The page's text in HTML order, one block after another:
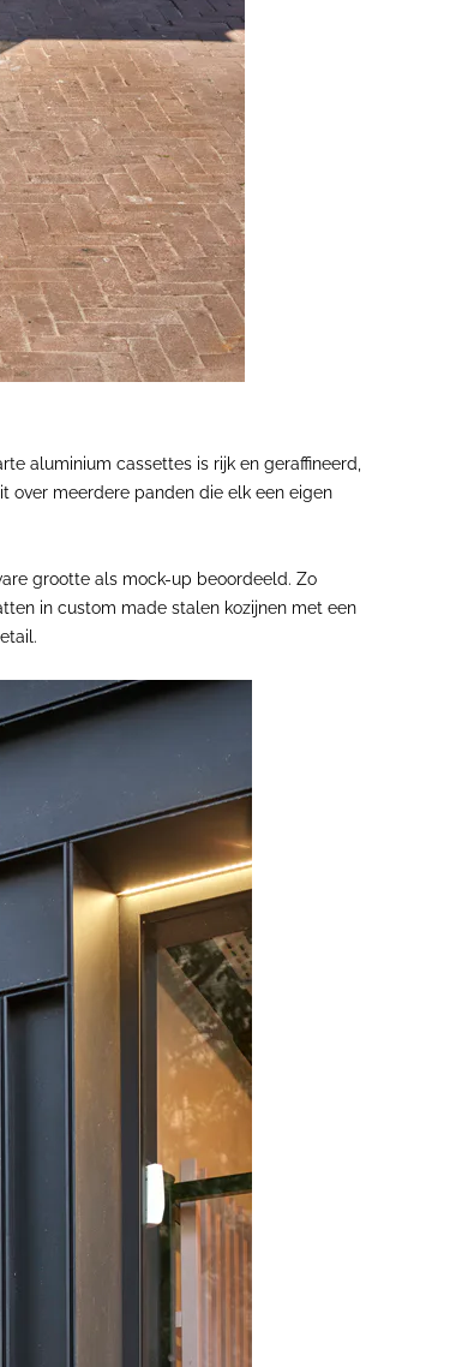
aluminium cassettes is rijk en geraffineerd,
over meerdere panden die elk een eigen
grootte als mock-up beoordeeld. Zo
in custom made stalen kozijnen met een